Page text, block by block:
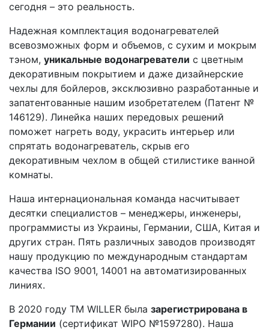
сегодня – это реальность.
Надежная комплектация водонагревателей
всевозможных форм и объемов, с сухим и мокрым
тэном, уникальные водонагреватели с цветным
декоративным покрытием и даже дизайнерские
чехлы для бойлеров, эксклюзивно разработанные и
запатентованные нашим изобретателем (Патент №
146129). Линейка наших передовых решений
поможет нагреть воду, украсить интерьер или
спрятать водонагреватель, скрыв его
декоративным чехлом в общей стилистике ванной
комнаты.
Наша интернациональная команда насчитывает
десятки специалистов – менеджеры, инженеры,
программисты из Украины, Германии, США, Китая и
других стран. Пять различных заводов производят
нашу продукцию по международным стандартам
качества ISO 9001, 14001 на автоматизированных
линиях.
В 2020 году ТМ WILLER была зарегистрирована в
Германии (сертификат WIPO №1597280). Наша